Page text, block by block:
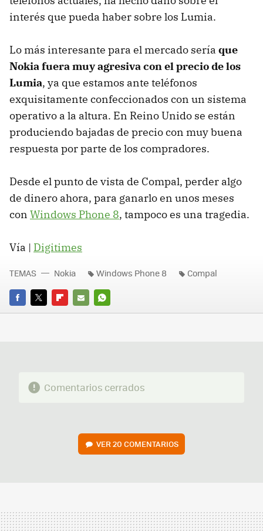
interés que pueda haber sobre los Lumia.
Lo más interesante para el mercado sería que
Nokia fuera muy agresiva con el precio de los
Lumia, ya que estamos ante teléfonos
exquisitamente confeccionados con un sistema
operativo a la altura. En Reino Unido se están
produciendo bajadas de precio con muy buena
respuesta por parte de los compradores.
Desde el punto de vista de Compal, perder algo
de dinero ahora, para ganarlo en unos meses
con Windows Phone 8, tampoco es una tragedia.
Vía | Digitimes
FACEBOOK
TWITTERFLIPBOARD
E-
WHATSAPP
TEMAS Nokia Windows Phone 8 Compal
Comentarios cerrados
VER20 COMENTARIOS